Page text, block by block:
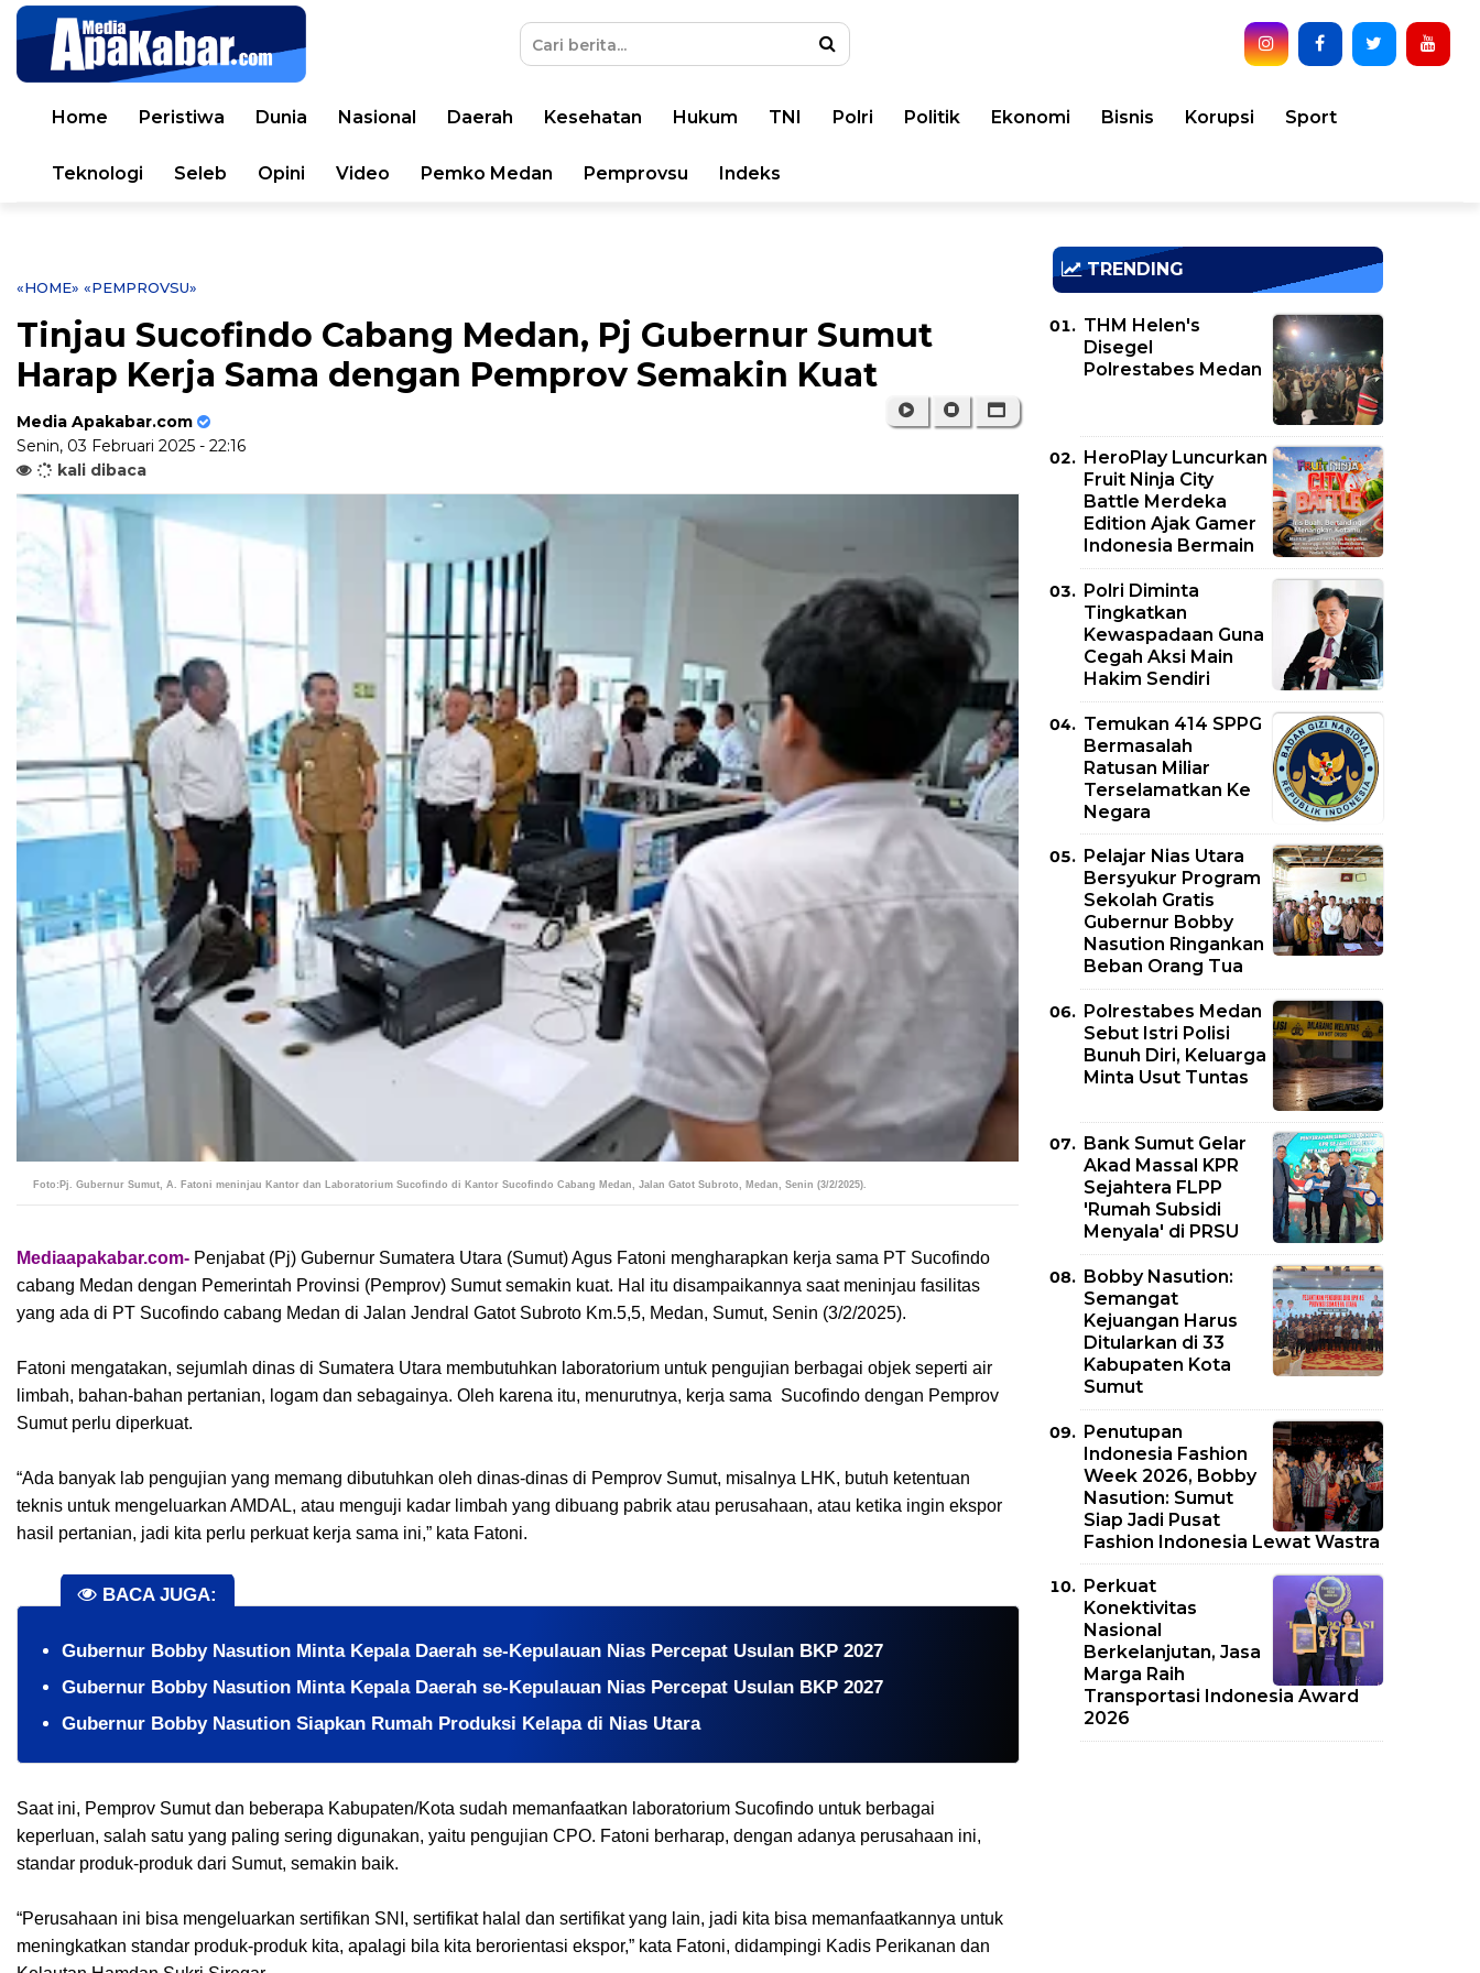
Home Peristiwa Dunia Nasional Daerah Kesehatan Hukum TNI Polri Politik Ekonomi Bisnis Korupsi Sport
Teknologi Seleb Opini Video Pemko Medan Pemprovsu Indeks
«HOME» «PEMPROVSU»
Tinjau Sucofindo Cabang Medan, Pj Gubernur Sumut
Harap Kerja Sama dengan Pemprov Semakin Kuat
Media Apakabar.com
Senin, 03 Februari 2025 - 22:16
kali dibaca
Foto:Pj. Gubernur Sumut, A. Fatoni meninjau Kantor dan Laboratorium Sucofindo di Kantor Sucofindo Cabang Medan, Jalan Gatot Subroto, Medan, Senin (3/2/2025).
Mediaapakabar.com- Penjabat (Pj) Gubernur Sumatera Utara (Sumut) Agus Fatoni mengharapkan kerja sama PT Sucofindo
cabang Medan dengan Pemerintah Provinsi (Pemprov) Sumut semakin kuat. Hal itu disampaikannya saat meninjau fasilitas
yang ada di PT Sucofindo cabang Medan di Jalan Jendral Gatot Subroto Km.5,5, Medan, Sumut, Senin (3/2/2025).
Fatoni mengatakan, sejumlah dinas di Sumatera Utara membutuhkan laboratorium untuk pengujian berbagai objek seperti air
limbah, bahan-bahan pertanian, logam dan sebagainya. Oleh karena itu, menurutnya, kerja sama Sucofindo dengan Pemprov
Sumut perlu diperkuat.
“Ada banyak lab pengujian yang memang dibutuhkan oleh dinas-dinas di Pemprov Sumut, misalnya LHK, butuh ketentuan
teknis untuk mengeluarkan AMDAL, atau menguji kadar limbah yang dibuang pabrik atau perusahaan, atau ketika ingin ekspor
hasil pertanian, jadi kita perlu perkuat kerja sama ini,” kata Fatoni.
BACA JUGA:
Gubernur Bobby Nasution Minta Kepala Daerah se-Kepulauan Nias Percepat Usulan BKP 2027
Gubernur Bobby Nasution Minta Kepala Daerah se-Kepulauan Nias Percepat Usulan BKP 2027
Gubernur Bobby Nasution Siapkan Rumah Produksi Kelapa di Nias Utara
Saat ini, Pemprov Sumut dan beberapa Kabupaten/Kota sudah memanfaatkan laboratorium Sucofindo untuk berbagai
keperluan, salah satu yang paling sering digunakan, yaitu pengujian CPO. Fatoni berharap, dengan adanya perusahaan ini,
standar produk-produk dari Sumut, semakin baik.
“Perusahaan ini bisa mengeluarkan sertifikan SNI, sertifikat halal dan sertifikat yang lain, jadi kita bisa memanfaatkannya untuk
meningkatkan standar produk-produk kita, apalagi bila kita berorientasi ekspor,” kata Fatoni, didampingi Kadis Perikanan dan
TRENDING
THM Helen's
Disegel
Polrestabes Medan
HeroPlay Luncurkan
Fruit Ninja City
Battle Merdeka
Edition Ajak Gamer
Indonesia Bermain
Polri Diminta
Tingkatkan
Kewaspadaan Guna
Cegah Aksi Main
Hakim Sendiri
Temukan 414 SPPG
Bermasalah
Ratusan Miliar
Terselamatkan Ke
Negara
Pelajar Nias Utara
Bersyukur Program
Sekolah Gratis
Gubernur Bobby
Nasution Ringankan
Beban Orang Tua
Polrestabes Medan
Sebut Istri Polisi
Bunuh Diri, Keluarga
Minta Usut Tuntas
Bank Sumut Gelar
Akad Massal KPR
Sejahtera FLPP
'Rumah Subsidi
Menyala' di PRSU
Bobby Nasution:
Semangat
Kejuangan Harus
Ditularkan di 33
Kabupaten Kota
Sumut
Penutupan
Indonesia Fashion
Week 2026, Bobby
Nasution: Sumut
Siap Jadi Pusat
Fashion Indonesia Lewat Wastra
Perkuat
Konektivitas
Nasional
Berkelanjutan, Jasa
Marga Raih
Transportasi Indonesia Award
2026